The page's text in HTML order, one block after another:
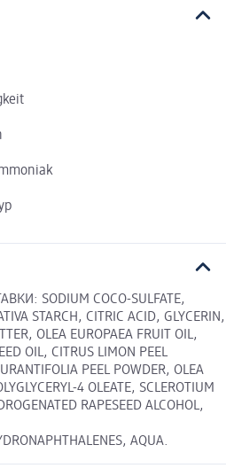
SODIUM COCO-SULFATE,
STARCH, CITRIC ACID, GLYCERIN,
OLEA EUROPAEA FRUIT OIL,
OIL, CITRUS LIMON PEEL
PEEL POWDER, OLEA
4 OLEATE, SCLEROTIUM
RAPESEED ALCOHOL,
AQUA.